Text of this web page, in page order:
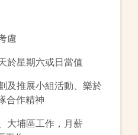
慮
於星期六或日當值
及推展小組活動、樂於
合作精神
大埔區工作，月薪